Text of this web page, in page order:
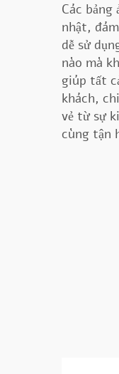
Các
nhật,
dễ sử
nào mà
giúp tất
khách,
vẻ từ sự
cùng tận